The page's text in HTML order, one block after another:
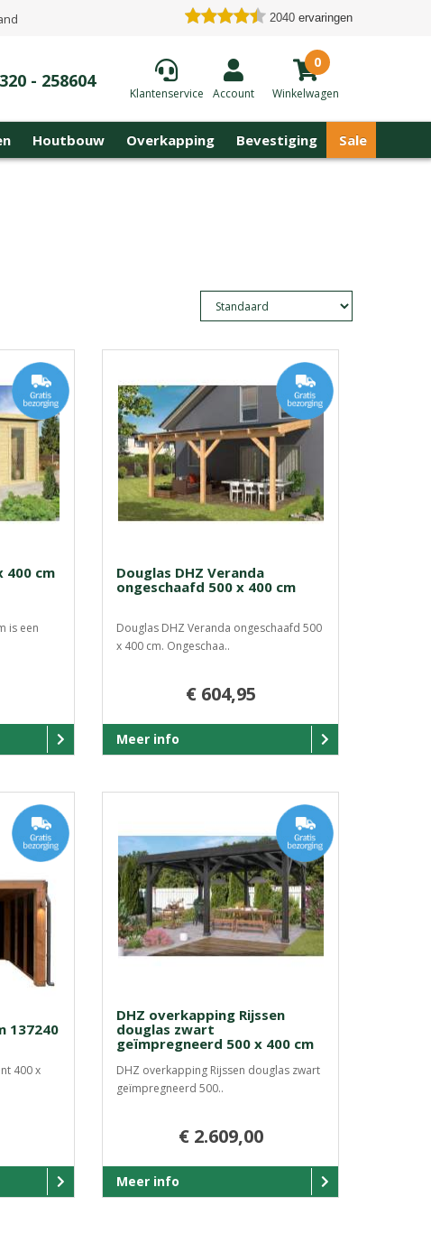
2040 ervaringen
- 258604
Klantenservice Account
0
Winkelwagen
Houtbouw Overkapping Bevestiging Sale
400 cm
is een
Douglas DHZ Veranda
ongeschaafd 500 x 400 cm
Douglas DHZ Veranda ongeschaafd 500
x 400 cm. Ongeschaa..
€ 604,95
Meer info
137240
400 x
DHZ overkapping Rijssen
douglas zwart
geïmpregneerd 500 x 400 cm
DHZ overkapping Rijssen douglas zwart
geïmpregneerd 500..
€ 2.609,00
Meer info